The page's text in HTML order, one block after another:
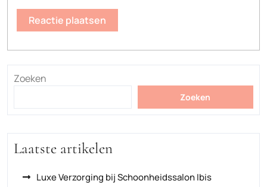
Zoeken
Zoeken
Laatste artikelen
Luxe Verzorging bij Schoonheidssalon Ibis